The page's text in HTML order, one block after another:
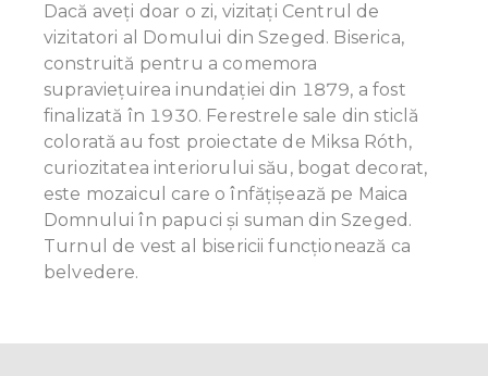
Dacă aveți doar o zi, vizitați Centrul de
vizitatori al Domului din Szeged. Biserica,
construită pentru a comemora
supravieţuirea inundației din 1879, a fost
finalizată în 1930. Ferestrele sale din sticlă
colorată au fost proiectate de Miksa Róth,
curiozitatea interiorului său, bogat decorat,
este mozaicul care o înfățișează pe Maica
Domnului în papuci și suman din Szeged.
Turnul de vest al bisericii funcţionează ca
belvedere.